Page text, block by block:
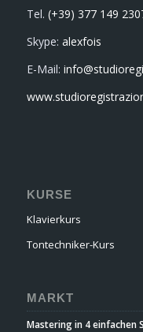
Tel. (+39) 377 149
Skype: alexfois
E-Mail:
KURSE
Klavierkurs
Tontechniker-Kurs
MARKT
Mastering in 4 einfachen